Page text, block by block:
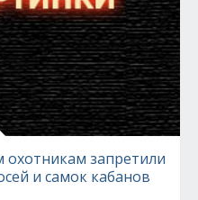
запретили
и самок кабанов